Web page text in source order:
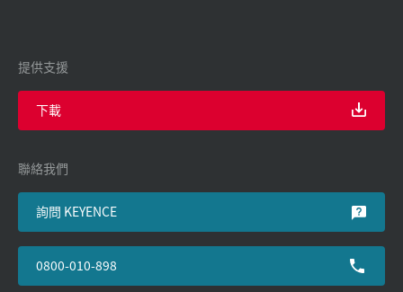
提供支援
下載
聯絡我們
詢問 KEYENCE
0800-010-898